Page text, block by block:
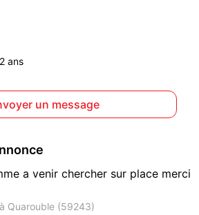
ans
un message
a venir chercher sur place merci
Quarouble (59243)